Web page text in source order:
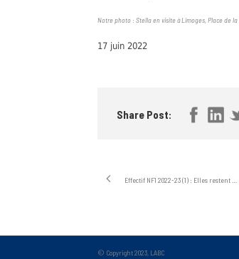
Notre photo : Stella en visite à Limoges, Place de
17 juin 2022
Share Post:
Effectif NF1 2022-23 (1) : Elles restent …
© Copyright 2023, LABC